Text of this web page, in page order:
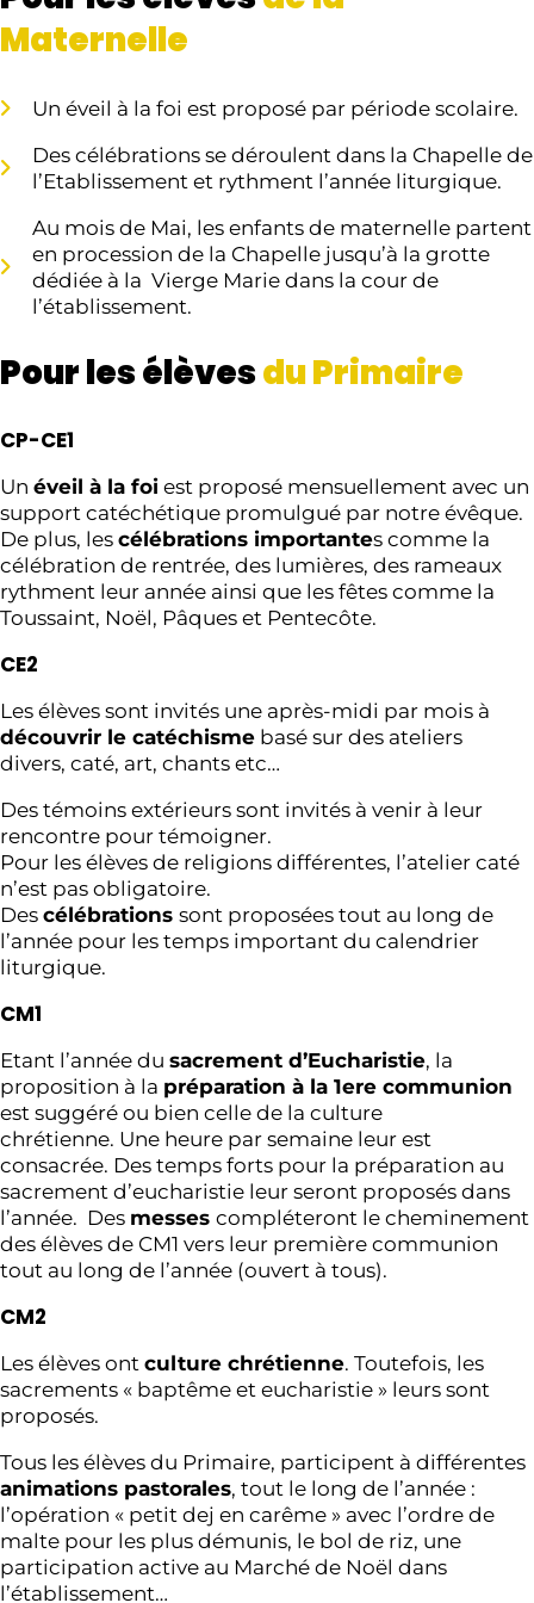
Maternelle
Un éveil à la foi est proposé par période scolaire.
Des célébrations se déroulent dans la Chapelle de
l’Etablissement et rythment l’année liturgique.
Au mois de Mai, les enfants de maternelle partent
en procession de la Chapelle jusqu’à la grotte
dédiée à la Vierge Marie dans la cour de
l’établissement.
Pour les élèvesdu Primaire
CP-CE1
Un éveil à la foi est proposé mensuellement avec un
support catéchétique promulgué par notre évêque.
De plus, les célébrations importantes comme la
célébration de rentrée, des lumières, des rameaux
rythment leur année ainsi que les fêtes comme la
Toussaint, Noël, Pâques et Pentecôte.
CE2
Les élèves sont invités une après-midi par mois à
découvrir le catéchisme basé sur des ateliers
divers, caté, art, chants etc…
Des témoins extérieurs sont invités à venir à leur
rencontre pour témoigner.
Pour les élèves de religions différentes, l’atelier caté
n’est pas obligatoire.
Des célébrations sont proposées tout au long de
l’année pour les temps important du calendrier
liturgique.
CM1
Etant l’année du sacrement d’Eucharistie, la
proposition à la préparation à la 1ere communion
est suggéré ou bien celle de la culture
chrétienne. Une heure par semaine leur est
consacrée. Des temps forts pour la préparation au
sacrement d’eucharistie leur seront proposés dans
l’année. Des messes compléteront le cheminement
des élèves de CM1 vers leur première communion
tout au long de l’année (ouvert à tous).
CM2
Les élèves ont culture chrétienne. Toutefois, les
sacrements « baptême et eucharistie » leurs sont
proposés.
Tous les élèves du Primaire, participent à différentes
animations pastorales, tout le long de l’année :
l’opération « petit dej en carême » avec l’ordre de
malte pour les plus démunis, le bol de riz, une
participation active au Marché de Noël dans
l’établissement…